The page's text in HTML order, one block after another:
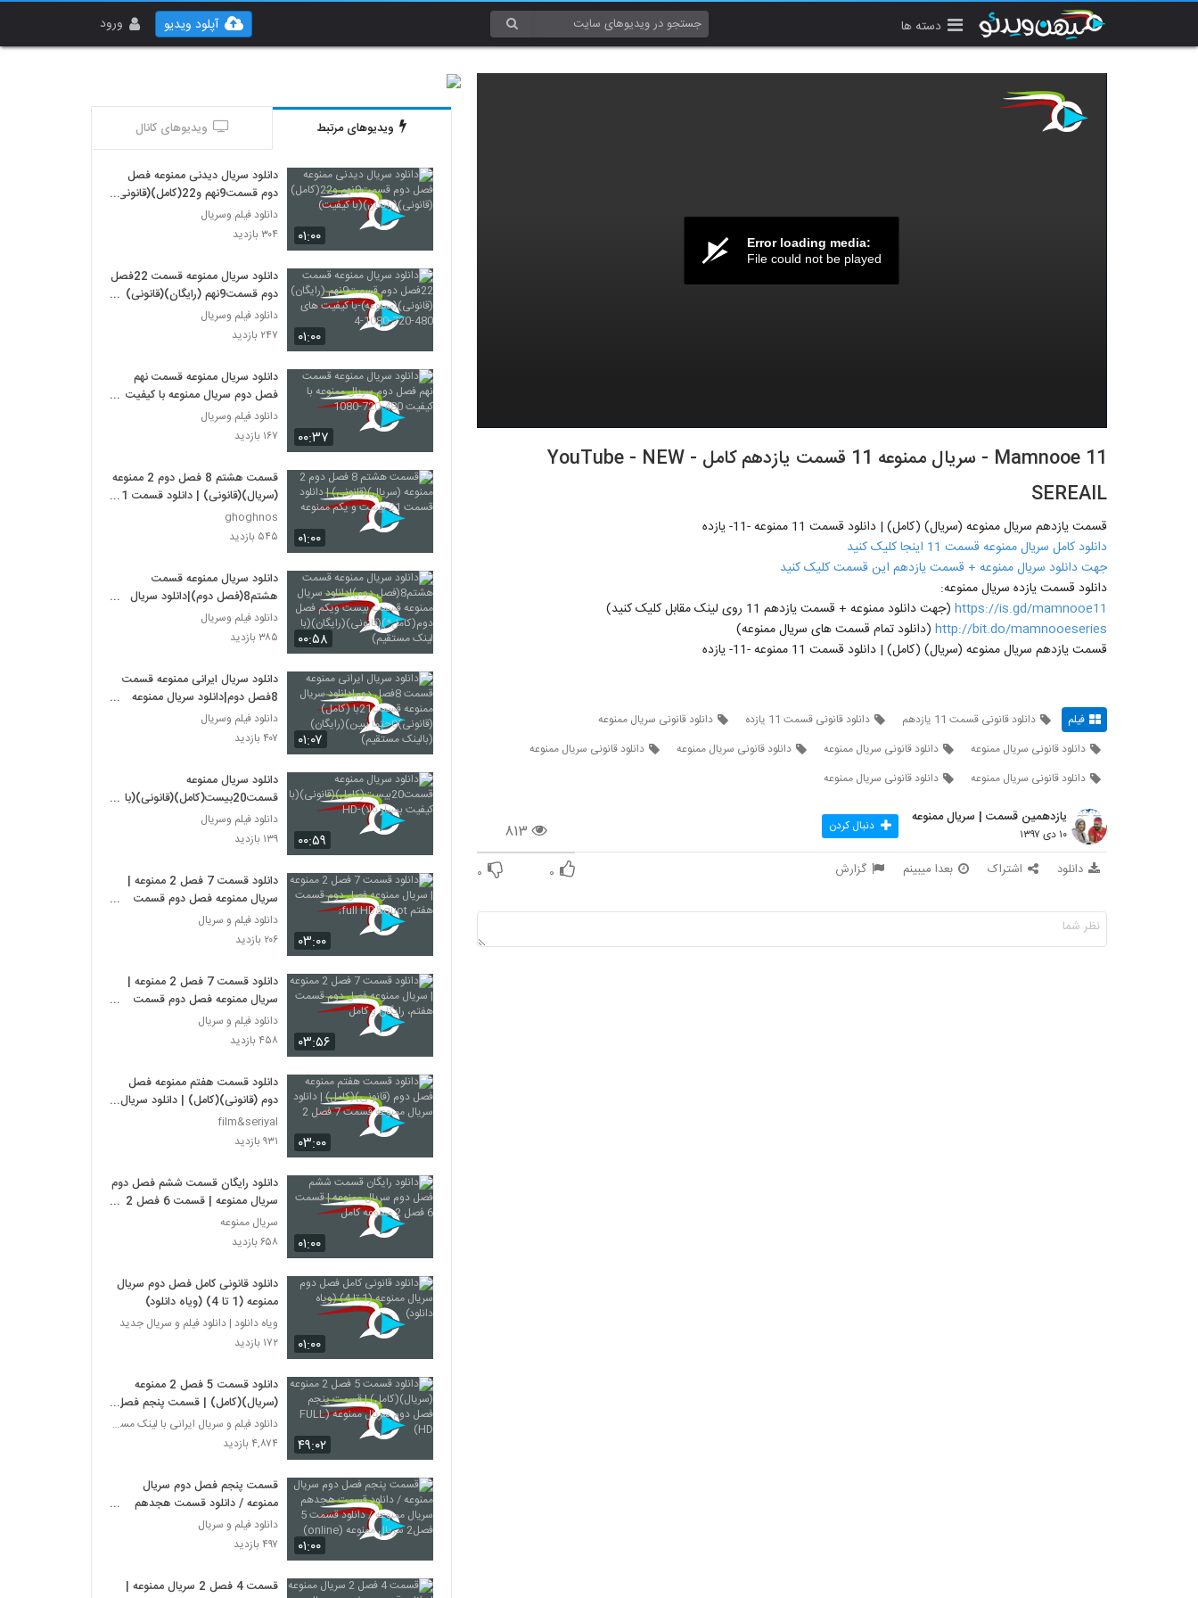
دسته ها ورود آپلود ویدیو
Error loading media:
File could not be played
Mamnooe 11 - سریال ممنوعه 11 قسمت یازدهم کامل - YouTube - NEW
SEREAIL
قسمت یازدهم سریال ممنوعه (سریال) (کامل) | دانلود قسمت 11 ممنوعه -11- یازده
دانلود کامل سریال ممنوعه قسمت 11 اینجا کلیک کنید
جهت دانلود سریال ممنوعه + قسمت یازدهم این قسمت کلیک کنید
دانلود قسمت یازده سریال ممنوعه:
https://is.gd/mamnooe11 (جهت دانلود ممنوعه + قسمت یازدهم 11 روی لینک مقابل کلیک کنید)
http://bit.do/mamnooeseries (دانلود تمام قسمت های سریال ممنوعه)
قسمت یازدهم سریال ممنوعه (سریال) (کامل) | دانلود قسمت 11 ممنوعه -11- یازده
فیلم دانلود قانونی قسمت 11 یازدهم دانلود قانونی قسمت 11 یازده
دانلود قانونی سریال ممنوعه
دانلود قانونی سریال ممنوعه
دانلود قانونی سریال ممنوعه دانلود قانونی سریال ممنوعه
دانلود قانونی سریال ممنوعه
دانلود قانونی سریال ممنوعه
دانلود قانونی سریال ممنوعه
۸۱۳
یازدهمین قسمت | سریال ممنوعه
۱۰ دی ۱۳۹۷ دنبال کردن
دانلود اشتراک بعدا میبینم گزارش ۰ ۰
ویدیوهای مرتبط ویدیوهای کانال
۰۱:۰۰
دانلود سریال دیدنی ممنوعه فصل
دوم قسمت9نهم و22(کامل)(قانونی)
(رایگان)(با کیفیت)
دانلود فیلم وسریال
۳۰۴ بازدید
۰۱:۰۰
دانلود سریال ممنوعه قسمت 22فصل
دوم قسمت9نهم (رایگان)(قانونی)
1080-4
دانلود فیلم وسریال
۲۴۷ بازدید
۰۰:۳۷
دانلود سریال ممنوعه قسمت نهم
فصل دوم سریال ممنوعه با کیفیت
480-720-1080
دانلود فیلم وسریال
۱۶۷ بازدید
۰۱:۰۰
قسمت هشتم 8 فصل دوم 2 ممنوعه
(سریال)(قانونی) | دانلود قسمت 21
بیست و یکم ممنوعه
ghoghnos
۵۴۵ بازدید
۰۰:۵۸
دانلود سریال ممنوعه قسمت
هشتم8(فصل دوم)|دانلود سریال
ممنوعه قسمت بیست ویکم فصل
دوم(کامل*)(قانونی)(رایگان)(با لینک
دانلود فیلم وسریال
۳۸۵ بازدید
۰۱:۰۷
دانلود سریال ایرانی ممنوعه قسمت
8فصل دوم|دانلود سریال ممنوعه
ببین)(رایگان)(بالینک مستقیم)
دانلود فیلم وسریال
۴۰۷ بازدید
۰۰:۵۹
دانلود سریال ممنوعه
قسمت20بیست(کامل)(قانونی)(با
کیفیت بسیار بالا)-HD
دانلود فیلم وسریال
۱۳۹ بازدید
۰۳:۰۰
دانلود قسمت 7 فصل 2 ممنوعه |
سریال ممنوعه فصل دوم قسمت
هفتم full HD"
دانلود فیلم و سریال
۲۰۶ بازدید
۰۳:۵۶
دانلود قسمت 7 فصل 2 ممنوعه |
سریال ممنوعه فصل دوم قسمت
هفتم، رایگان و کامل
دانلود فیلم و سریال
۴۵۸ بازدید
۰۳:۰۰
دانلود قسمت هفتم ممنوعه فصل
دوم (قانونی)(کامل) | دانلود سریال
ممنوعه قسمت 7 فصل 2
film&seriyal
۹۳۱ بازدید
۰۱:۰۰
دانلود رایگان قسمت ششم فصل دوم
سریال ممنوعه | قسمت 6 فصل 2
ممنوعه کامل
سریال ممنوعه
۶۵۸ بازدید
۰۱:۰۰
دانلود قانونی کامل فصل دوم سریال
ممنوعه (1 تا 4) (ویاه دانلود)
ویاه دانلود | دانلود فیلم و سریال جدید
۱۷۲ بازدید
۴۹:۰۲
دانلود قسمت 5 فصل 2 ممنوعه
(سریال)(کامل) | قسمت پنجم فصل
دوم سریال ممنوعه (FULL HD)
دانلود فیلم و سریال ایرانی با لینک مستقیم
۴,۸۷۴ بازدید
۰۱:۰۰
قسمت پنجم فصل دوم سریال
ممنوعه / دانلود قسمت هجدهم
فصل2 سریال ممنوعه (online)
دانلود فیلم و سریال
۴۹۷ بازدید
قسمت 4 فصل 2 سریال ممنوعه |